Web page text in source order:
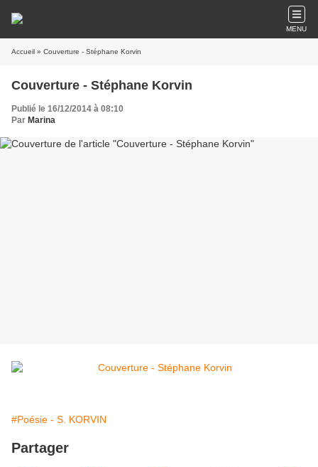
MENU
Accueil » Couverture - Stéphane Korvin
Couverture - Stéphane Korvin
Publié le 16/12/2014 à 08:10
Par Marina
#Poésie - S. KORVIN
Partager